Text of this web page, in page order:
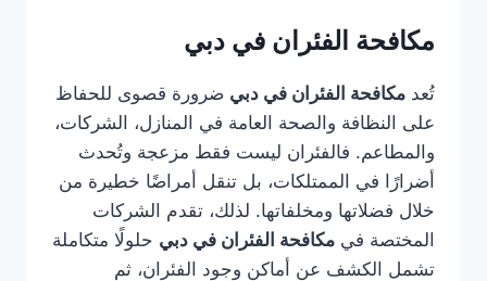
مكافحة الفئران في دبي
تُعد مكافحة الفئران في دبي ضرورة قصوى للحفاظ
على النظافة والصحة العامة في المنازل، الشركات،
والمطاعم. فالفئران ليست فقط مزعجة وتُحدث
أضرارًا في الممتلكات، بل تنقل أمراضًا خطيرة من
خلال فضلاتها ومخلفاتها. لذلك، تقدم الشركات
المختصة في مكافحة الفئران في دبي حلولًا متكاملة
تشمل الكشف عن أماكن وجود الفئران، ثم